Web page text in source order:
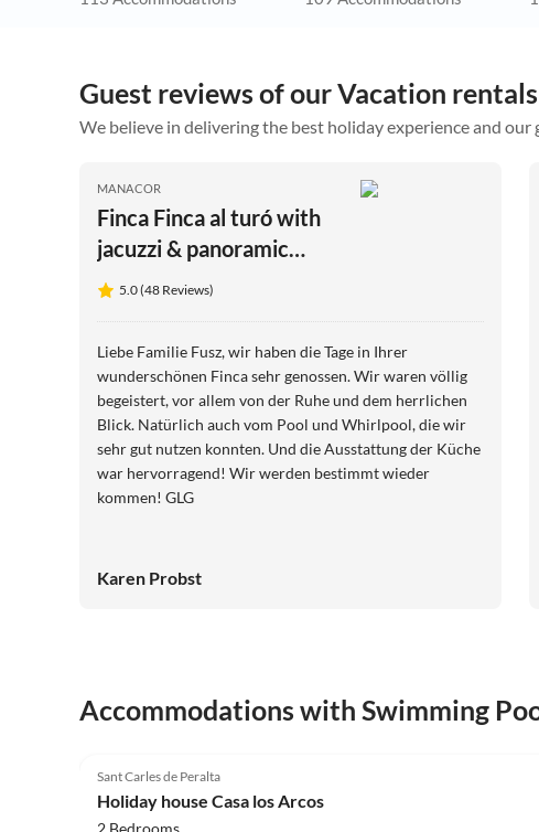
Guest reviews of our Vacation
We believe in delivering the best holiday experience and our
MANACOR
Finca Finca al turó with
jacuzzi & panoramic
vistas
5.0 (48 Reviews)
Liebe Familie Fusz, wir haben die Tage in Ihrer
wunderschönen Finca sehr genossen. Wir waren völlig
begeistert, vor allem von der Ruhe und dem herrlichen
Blick. Natürlich auch vom Pool und Whirlpool, die wir
sehr gut nutzen konnten. Und die Ausstattung der Küche
war hervorragend! Wir werden bestimmt wieder
kommen! GLG
Karen Probst
Accommodations with Swimming
Sant Carles de Peralta
Holiday house Casa los Arcos
2 Bedrooms